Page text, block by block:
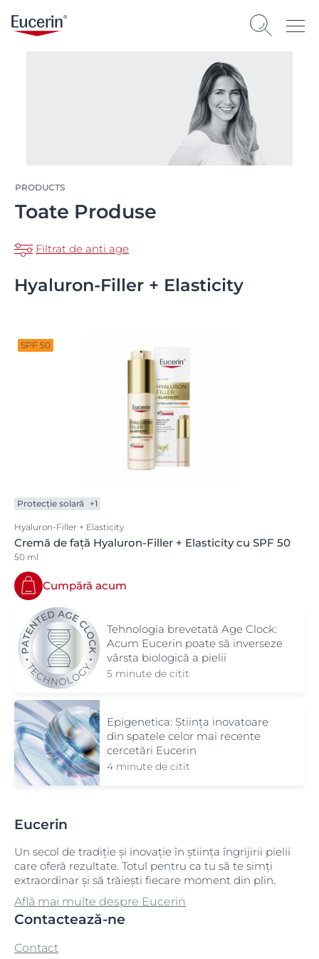
PRODUCTS
Toate Produse
Filtrat de anti age
Hyaluron-Filler + Elasticity
SPF 50
Protecție solară +1
Hyaluron-Filler + Elasticity
Cremă de față Hyaluron-Filler + Elasticity cu SPF 50
50 ml
Cumpără acum
Tehnologia brevetată Age Clock:
Acum Eucerin poate să inverseze
vârsta biologică a pielii
5 minute de citit
Epigenetica: Știința inovatoare
din spatele celor mai recente
cercetări Eucerin
4 minute de citit
Eucerin
Un secol de tradiție și inovație în știința îngrijirii pielii
care oferă rezultate. Totul pentru ca tu să te simți
extraordinar și să trăiești fiecare moment din plin.
Află mai multe despre Eucerin
Contactează-ne
Contact